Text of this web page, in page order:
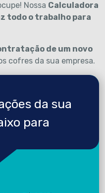
Nossa Calculadora
todo o trabalho para
de um novo
cofres da sua empresa.
da sua
para